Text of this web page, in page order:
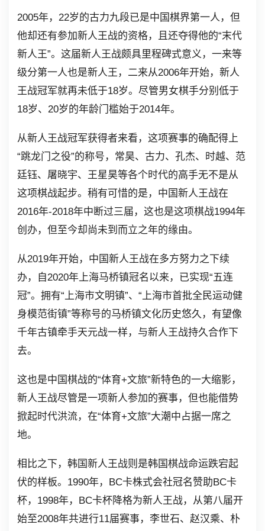
2005年，22岁的古力九段已是中国棋界第一人，但
他却还有参加新人王战的资格，且还夺得他的“末代
新人王”。这届新人王战颇具里程碑式意义，一来等
级分第一人也是新人王，二来从2006年开始，新人
王战冠军就再未低于18岁。尽管男女棋手分别低于
18岁、20岁的年龄门槛始于2014年。
从新人王战冠军获得者来看，这项赛事的确配得上
“跳龙门之役”的称号，常昊、古力、孔杰、时越、范
廷钰、屠晓宇、王星昊等各个时代的高手无不是从
这项棋战起步。稍有可惜的是，中国新人王战在
2016年-2018年中断过三届，这也是这项棋战1994年
创办，但至今却尚未到而立之年的缘由。
从2019年开始，中国新人王战在多方努力之下续
办，自2020年上海马桥镇冠名以来，已实现“五连
冠”。拥有“上海市文明镇”、“上海市首批全民运动健
身模范街镇”等称号的马桥镇文化历史悠久，有望像
千年古镇牵手天元战一样，与新人王战持久合作下
去。
这也是中国棋战的“体育+文旅”新特色的一大缩影，
新人王战尽管是一项新人参加的赛事，但也能借势
掀起时代洪流，在“体育+文旅”大潮中占据一席之
地。
相比之下，韩国新人王战则是韩国棋战命运跌宕起
伏的样板。1990年，BC卡株式会社冠名赞助BC卡
杯，1998年，BC卡杯降格为新人王战，从第八届开
始至2008年共进行11届赛事，李世石、赵汉乘、朴